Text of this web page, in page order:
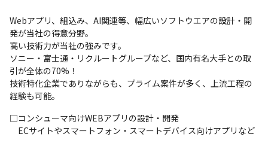
Webアプリ、組込み、AI関連等、幅広いソフトウエアの設計・開
発が当社の得意分野。
高い技術力が当社の強みです。
ソニー・富士通・リクルートグループなど、国内有名大手との取
引が全体の70%！
技術特化企業でありながらも、プライム案件が多く、上流工程の
経験も可能。
□コンシューマ向けWEBアプリの設計・開発
ECサイトやスマートフォン・スマートデバイス向けアプリなど